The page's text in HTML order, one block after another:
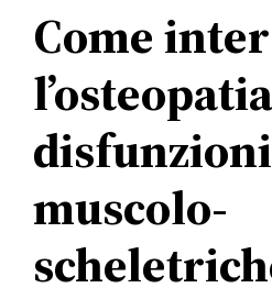
Come
disfunzioni
muscolo-